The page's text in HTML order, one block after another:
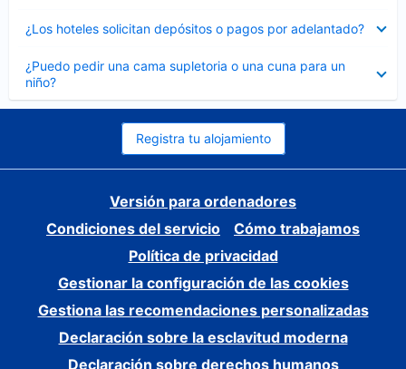
¿Los hoteles solicitan depósitos o pagos por adelantado?
cerrado
¿Puedo pedir una cama supletoria o una cuna para un
niño?
cerrado
Registra tu alojamiento
Versión para ordenadores
Condiciones del servicio
Cómo trabajamos
Política de privacidad
Gestionar la configuración de las cookies
Gestiona las recomendaciones personalizadas
Declaración sobre la esclavitud moderna
Declaración sobre derechos humanos